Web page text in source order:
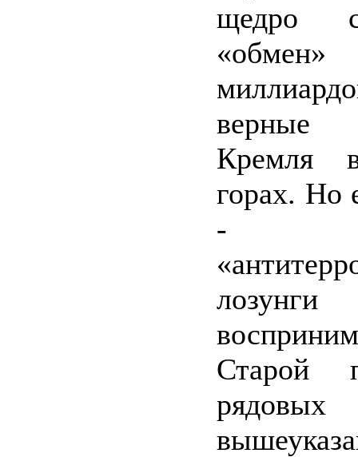
щедро
верные
Кремля
горах. Но
-
лозунги
Старой
рядовых